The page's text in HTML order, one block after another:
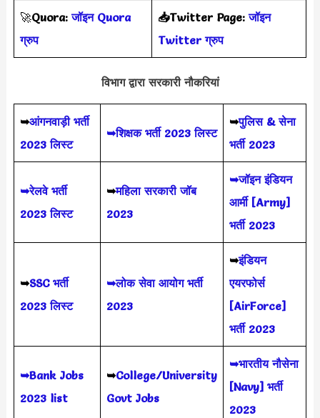
🚀Quora:जॉइन Quora
ग्रुप
📥Twitter Page:जॉइन
Twitter ग्रुप
विभाग द्वारा सरकारी नौकरियां
➥आंगनवाड़ी भर्ती
2023 लिस्ट
➥शिक्षक भर्ती 2023 लिस्ट
➥पुलिस & सेना
भर्ती 2023
➥रेलवे भर्ती
2023 लिस्ट
➥महिला सरकारी जॉब
2023
➥जॉइन इंडियन
आर्मी [Army]
भर्ती 2023
➥SSC भर्ती
2023 लिस्ट
➥लोक सेवा आयोग भर्ती
2023
➥इंडियन
एयरफोर्स
[AirForce]
भर्ती 2023
➥Bank Jobs
2023 list
➥College/University
Govt Jobs
➥भारतीय नौसेना
[Navy] भर्ती
2023